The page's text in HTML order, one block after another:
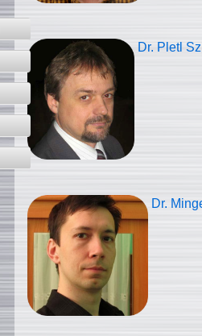
Dr. Pletl
Dr.